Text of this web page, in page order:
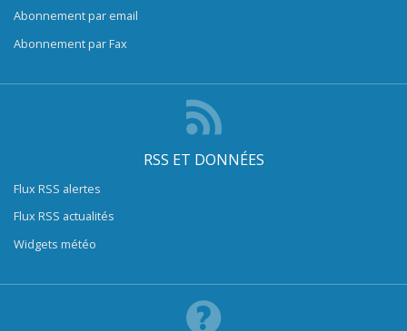
Abonnement par email
Abonnement par Fax
RSS ET DONNÉES
Flux RSS alertes
Flux RSS actualités
Widgets météo